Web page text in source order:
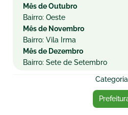
Mês de Outubro
Bairro: Oeste
Mês de Novembro
Bairro: Vila Irma
Mês de Dezembro
Bairro: Sete de Setembro